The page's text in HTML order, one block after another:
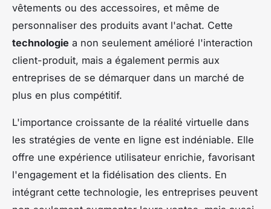
vêtements ou des accessoires, et même de
personnaliser des produits avant l'achat. Cette
technologie a non seulement amélioré l'interaction
client-produit, mais a également permis aux
entreprises de se démarquer dans un marché de
plus en plus compétitif.
L'importance croissante de la réalité virtuelle dans
les stratégies de vente en ligne est indéniable. Elle
offre une expérience utilisateur enrichie, favorisant
l'engagement et la fidélisation des clients. En
intégrant cette technologie, les entreprises peuvent